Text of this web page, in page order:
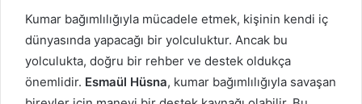
Kumar bağımlılığıyla mücadele etmek, kişinin kendi iç
dünyasında yapacağı bir yolculuktur. Ancak bu
yolculukta, doğru bir rehber ve destek oldukça
önemlidir. Esmaül Hüsna, kumar bağımlılığıyla savaşan